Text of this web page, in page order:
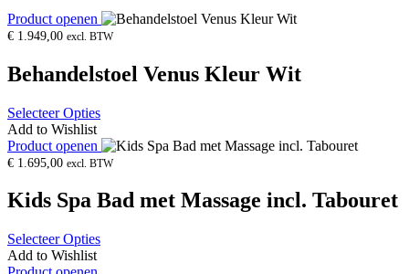
Product openen
€ 1.949,00 excl. BTW
Behandelstoel Venus Kleur Wit
Selecteer Opties
Add to Wishlist
Product openen
€ 1.695,00 excl. BTW
Kids Spa Bad met Massage incl. Tabouret
Selecteer Opties
Add to Wishlist